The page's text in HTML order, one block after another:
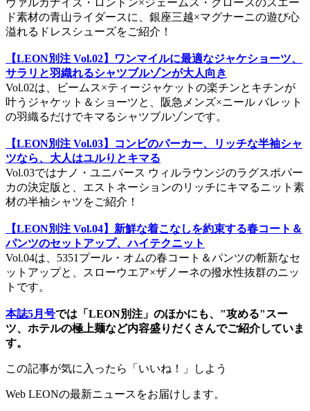
ヴァルカナイズ・ロンドン×ジェームス・グロースのスエー
ド素材の青山ライダースに、銀座三越×マグナーニの遊び心
溢れるドレスシューズをご紹介！
【LEON別注 Vol.02】ワンマイルに最適なジャケショーツ、
サラリと羽織れるシャツブルゾンが大人向き
Vol.02は、ビームス×ティージャケットの楽チンとキチンが
叶うジャケット＆ショーツと、阪急メンズ×ニール バレット
の羽織るだけでキマるシャツブルゾンです。
【LEON別注 Vol.03】コンビのパーカー、リッチな半袖シャ
ツなら、大人はユルりとキマる
Vol.03ではナノ・ユニバース ウィルラウンジのラグスポパー
カの決定版と、エストネーションのリッチにキマるニット素
材の半袖シャツをご紹介！
【LEON別注 Vol.04】新鮮な着こなしを約束する春コート＆
パンツのセットアップ、ハイテクニット
Vol.04は、5351プール・オムの春コート＆パンツの斬新なセ
ットアップと、スローウエア×ザノーネの撥水性抜群のニッ
トです。
本誌5月号では「LEON別注」のほかにも、"攻める"スー
ツ、ホテルの極上麺など内容盛りだくさんでご紹介していま
す。
この記事が気に入ったら「いいね！」しよう
Web LEONの最新ニュースをお届けします。